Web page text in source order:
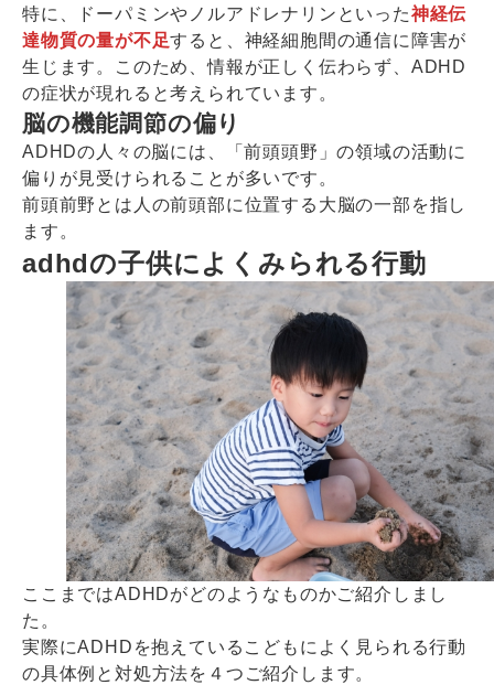
特に、ドーパミンやノルアドレナリンといった神経伝
達物質の量が不足すると、神経細胞間の通信に障害が
生じます。このため、情報が正しく伝わらず、ADHD
の症状が現れると考えられています。
脳の機能調節の偏り
ADHDの人々の脳には、「前頭頭野」の領域の活動に
偏りが見受けられることが多いです。
前頭前野とは人の前頭部に位置する大脳の一部を指し
ます。
adhdの子供によくみられる行動
ここまではADHDがどのようなものかご紹介しまし
た。
実際にADHDを抱えているこどもによく見られる行動
の具体例と対処方法を４つご紹介します。